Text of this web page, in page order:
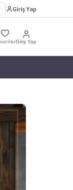
Giriş Yap
Giriş Yap